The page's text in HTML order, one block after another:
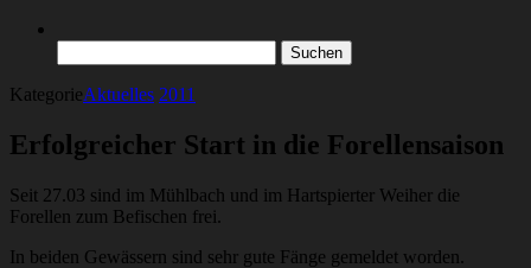
nach:
KategorieAktuelles 2011
Erfolgreicher Start in die Forellensaison
Seit 27.03 sind im Mühlbach und im Hartspierter Weiher die
Forellen zum Befischen frei.
In beiden Gewässern sind sehr gute Fänge gemeldet worden.